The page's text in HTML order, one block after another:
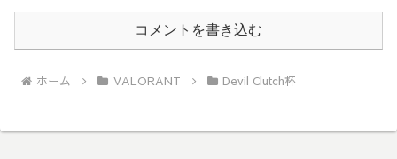
コメントを書き込む
ホーム VALORANT Devil Clutch杯